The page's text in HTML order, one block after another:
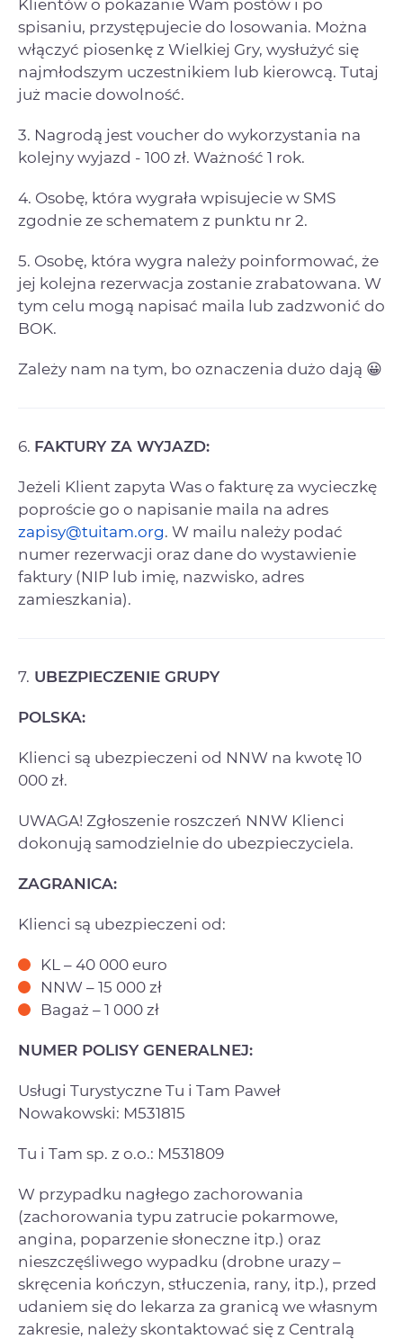
Klientów o pokazanie Wam postów i po
spisaniu, przystępujecie do losowania. Można
włączyć piosenkę z Wielkiej Gry, wysłużyć się
najmłodszym uczestnikiem lub kierowcą. Tutaj
już macie dowolność.
3. ⁠Nagrodą jest voucher do wykorzystania na
kolejny wyjazd - 100 zł. Ważność 1 rok.
4. ⁠Osobę, która wygrała wpisujecie w SMS
zgodnie ze schematem z punktu nr 2.
5. ⁠Osobę, która wygra należy poinformować, że
jej kolejna rezerwacja zostanie zrabatowana. W
tym celu mogą napisać maila lub zadzwonić do
BOK.
Zależy nam na tym, bo oznaczenia dużo dają 😀
6. FAKTURY ZA WYJAZD:
Jeżeli Klient zapyta Was o fakturę za wycieczkę
poproście go o napisanie maila na adres
zapisy@tuitam.org. W mailu należy podać
numer rezerwacji oraz dane do wystawienie
faktury (NIP lub imię, nazwisko, adres
zamieszkania).
7. UBEZPIECZENIE GRUPY
POLSKA:
Klienci są ubezpieczeni od NNW na kwotę 10
000 zł.
UWAGA! Zgłoszenie roszczeń NNW Klienci
dokonują samodzielnie do ubezpieczyciela.
ZAGRANICA:
Klienci są ubezpieczeni od:
KL – 40 000 euro
NNW – 15 000 zł
Bagaż – 1 000 zł
NUMER POLISY GENERALNEJ:
Usługi Turystyczne Tu i Tam Paweł
Nowakowski: M531815
Tu i Tam sp. z o.o.: M531809
W przypadku nagłego zachorowania
(zachorowania typu zatrucie pokarmowe,
angina, poparzenie słoneczne itp.) oraz
nieszczęśliwego wypadku (drobne urazy –
skręcenia kończyn, stłuczenia, rany, itp.), przed
udaniem się do lekarza za granicą we własnym
zakresie, należy skontaktować się z Centralą